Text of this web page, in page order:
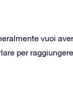
vuoi
per